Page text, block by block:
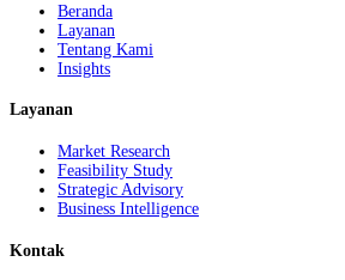
Beranda
Layanan
Tentang Kami
Insights
Layanan
Market Research
Feasibility Study
Strategic Advisory
Business Intelligence
Kontak